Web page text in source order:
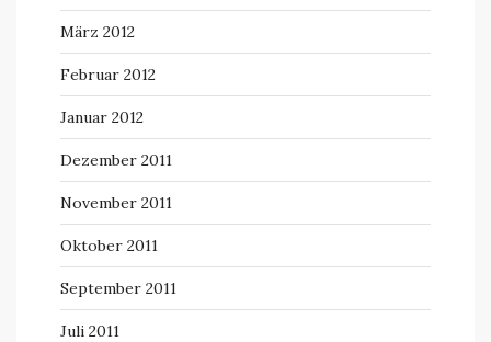
März 2012
Februar 2012
Januar 2012
Dezember 2011
November 2011
Oktober 2011
September 2011
Juli 2011